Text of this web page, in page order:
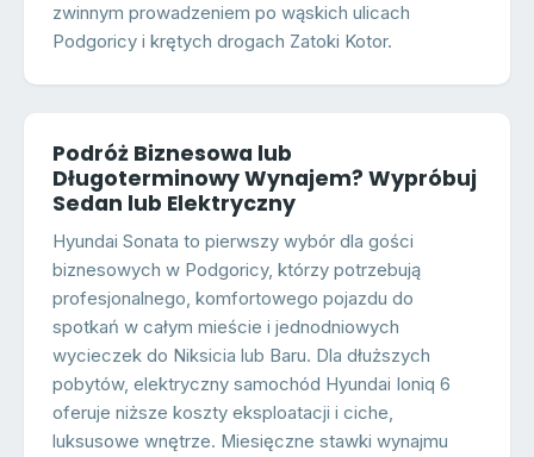
zwinnym prowadzeniem po wąskich ulicach
Podgoricy i krętych drogach Zatoki Kotor.
Podróż Biznesowa lub
Długoterminowy Wynajem? Wypróbuj
Sedan lub Elektryczny
Hyundai Sonata to pierwszy wybór dla gości
biznesowych w Podgoricy, którzy potrzebują
profesjonalnego, komfortowego pojazdu do
spotkań w całym mieście i jednodniowych
wycieczek do Niksicia lub Baru. Dla dłuższych
pobytów, elektryczny samochód Hyundai Ioniq 6
oferuje niższe koszty eksploatacji i ciche,
luksusowe wnętrze. Miesięczne stawki wynajmu